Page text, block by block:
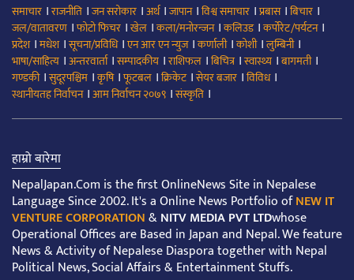
समाचार ।राजनीति ।जन सरोकार ।अर्थ।जापान।विश्व समाचार ।प्रबास।बिचार ।
जल/वातावरण ।फोटो फिचर ।खेल ।कला/मनोरन्जन।कलिउड।कर्पोरेट/पर्यटन।
प्रदेश।मधेश।सूचना/प्रविधि।एन आर एन न्युज।कर्णाली।कोशी।लुम्बिनी।
भाषा/साहित्य ।अन्तरवार्ता।सम्पादकीय ।राशिफल ।बिचित्र।स्वास्थ्य ।बागमती।
गण्डकी।सुदूरपश्चिम ।कृषि।फूटबल ।क्रिकेट।सेयर बजार ।विविध।
स्थानीयतह निर्वाचन।आम निर्वाचन २०७९ ।संस्कृति ।
हाम्रो बारेमा
NepalJapan.Com is the first OnlineNews Site in Nepalese
Language Since 2002. It's a Online News Portfolio ofNEW IT
VENTURE CORPORATION&NITV MEDIA PVT LTDwhose
Operational Offices are Based in Japan and Nepal. We feature
News & Activity of Nepalese Diaspora together with Nepal
Political News, Social Affairs & Entertainment Stuffs.